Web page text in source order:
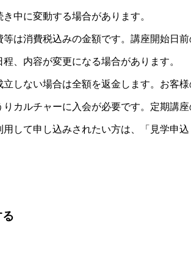
中に変動する場合があります。
は消費税込みの金額です。講座開始日前
、内容が変更になる場合があります。
しない場合は全額を返金します。お客
カルチャーに入会が必要です。定期講
して申し込みされたい方は、「見学申